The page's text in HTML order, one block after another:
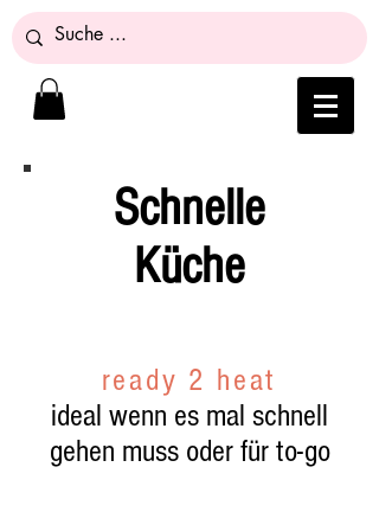
Schnelle
Küche
ready 2 heat
ideal wenn es mal schnell
gehen muss oder für to-go